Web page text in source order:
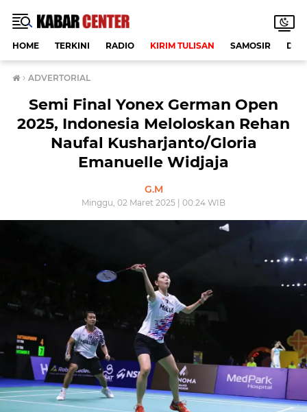
HOME TERKINI RADIO KIRIM TULISAN SAMOSIR
› ADVERTORIAL
Semi Final Yonex German Open
2025, Indonesia Meloloskan Rehan
Naufal Kusharjanto/Gloria
Emanuelle Widjaja
G.M
Minggu, 02 Maret 2025 | 00:24 WIB